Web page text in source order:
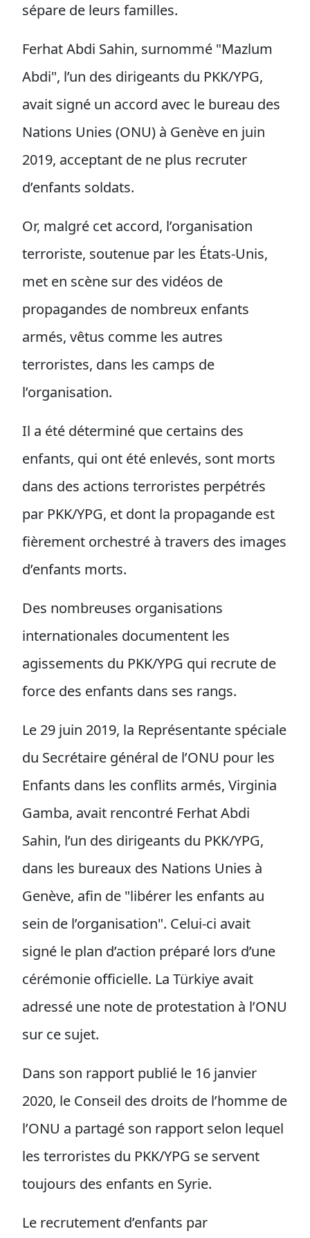
sépare de leurs familles.
Ferhat Abdi Sahin, surnommé "Mazlum
Abdi", l’un des dirigeants du PKK/YPG,
avait signé un accord avec le bureau des
Nations Unies (ONU) à Genève en juin
2019, acceptant de ne plus recruter
d’enfants soldats.
Or, malgré cet accord, l’organisation
terroriste, soutenue par les États-Unis,
met en scène sur des vidéos de
propagandes de nombreux enfants
armés, vêtus comme les autres
terroristes, dans les camps de
l’organisation.
Il a été déterminé que certains des
enfants, qui ont été enlevés, sont morts
dans des actions terroristes perpétrés
par PKK/YPG, et dont la propagande est
fièrement orchestré à travers des images
d’enfants morts.
Des nombreuses organisations
internationales documentent les
agissements du PKK/YPG qui recrute de
force des enfants dans ses rangs.
Le 29 juin 2019, la Représentante spéciale
du Secrétaire général de l’ONU pour les
Enfants dans les conflits armés, Virginia
Gamba, avait rencontré Ferhat Abdi
Sahin, l’un des dirigeants du PKK/YPG,
dans les bureaux des Nations Unies à
Genève, afin de "libérer les enfants au
sein de l’organisation". Celui-ci avait
signé le plan d’action préparé lors d’une
cérémonie officielle. La Türkiye avait
adressé une note de protestation à l’ONU
sur ce sujet.
Dans son rapport publié le 16 janvier
2020, le Conseil des droits de l’homme de
l’ONU a partagé son rapport selon lequel
les terroristes du PKK/YPG se servent
toujours des enfants en Syrie.
Le recrutement d’enfants par